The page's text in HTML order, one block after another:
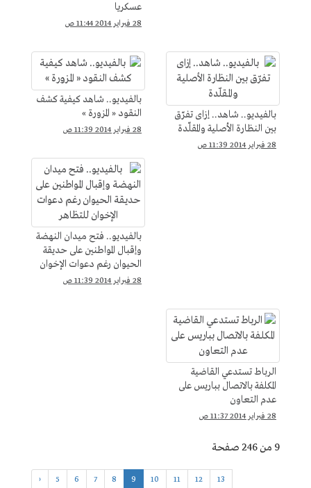
عسكريا
28 فبراير 2014 11:44 ص
بالفيديو.. شاهد.. إزاى تفرّق
بين النظارة الأصلية والمقلّدة
28 فبراير 2014 11:39 ص
بالفيديو.. شاهد كيفية كشف
النقود « المزورة »
28 فبراير 2014 11:39 ص
بالفيديو.. فتح ميدان النهضة
وإقبال المواطنين على حديقة
الحيوان رغم دعوات الإخوان
للتظاهر
28 فبراير 2014 11:39 ص
الرباط تستدعي القاضية
المكلفة بالاتصال بباريس على
عدم التعاون
28 فبراير 2014 11:37 ص
9 من 246 صفحة
‹ 5 6 7 8 9 10 11 12 13